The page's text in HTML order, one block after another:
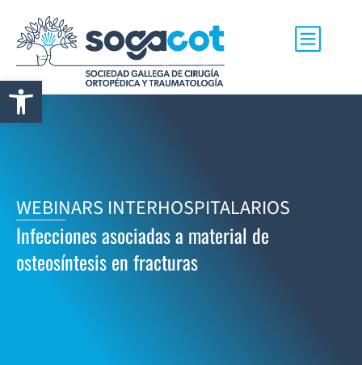
Abrir barra de herramientas
WEBINARS INTERHOSPITALARIOS
Infecciones asociadas a material de
osteosíntesis en fracturas